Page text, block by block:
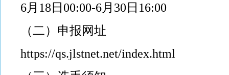
6月18日00:00-6月30日16:00
（二）申报网址
https://qs.jlstnet.net/index.html